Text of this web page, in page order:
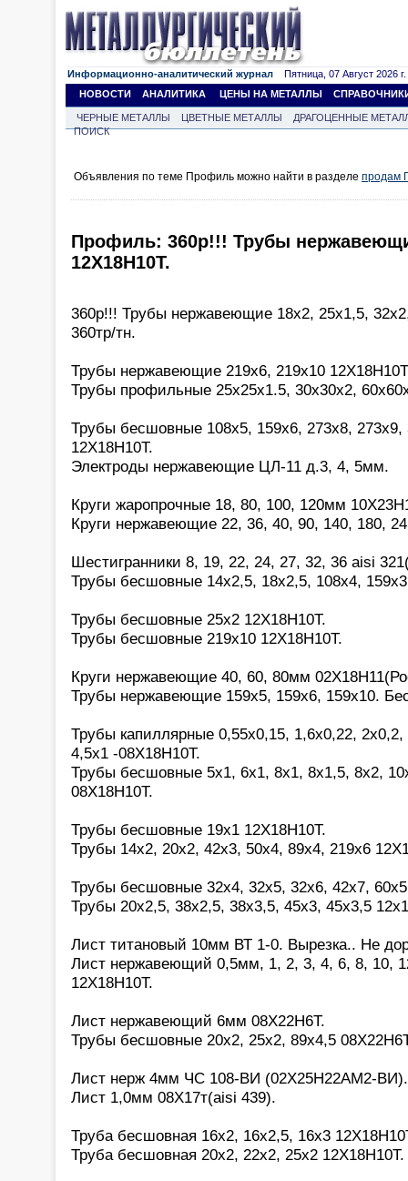
Информационно-аналитический журнал Пятница, 07 Август 2026 г.
НОВОСТИ
АНАЛИТИКА ЦЕНЫ НА МЕТАЛЛЫ
ЧЕРНЫЕ МЕТАЛЛЫ ЦВЕТНЫЕ МЕТАЛЛЫ
ДРАГОЦЕННЫЕ
ПОИСК
Объявления по теме Профиль можно найти в разделе продам
Профиль: 360р!!! Трубы
12Х18Н10Т.
360р!!! Трубы нержавеющие 18х2, 25х1,5,
360тр/тн.
Трубы нержавеющие 219х6, 219х10
Трубы профильные 25х25х1.5, 30х30х2,
Трубы бесшовные 108х5, 159х6, 273х8, 273х9,
12Х18Н10Т.
Электроды нержавеющие ЦЛ-11 д.3, 4, 5мм.
Круги жаропрочные 18, 80, 100, 120мм
Круги нержавеющие 22, 36, 40, 90, 140, 180,
Шестигранники 8, 19, 22, 24, 27, 32, 36 aisi
Трубы бесшовные 14х2,5, 18х2,5, 108х4,
Трубы бесшовные 25х2 12Х18Н10Т.
Трубы бесшовные 219х10 12Х18Н10Т.
Круги нержавеющие 40, 60, 80мм
Трубы нержавеющие 159х5, 159х6, 159х10.
Трубы капиллярные 0,55х0,15, 1,6х0,22,
4,5х1 -08Х18Н10Т.
Трубы бесшовные 5х1, 6х1, 8х1, 8х1,5, 8х2,
08Х18Н10Т.
Трубы бесшовные 19х1 12Х18Н10Т.
Трубы 14х2, 20х2, 42х3, 50х4, 89х4, 219х6
Трубы бесшовные 32х4, 32х5, 32х6, 42х7,
Трубы 20х2,5, 38х2,5, 38х3,5, 45х3, 45х3,5
Лист титановый 10мм ВТ 1-0. Вырезка.. Не
Лист нержавеющий 0,5мм, 1, 2, 3, 4, 6, 8, 10,
12Х18Н10Т.
Лист нержавеющий 6мм 08Х22Н6Т.
Трубы бесшовные 20х2, 25х2, 89х4,5
Лист нерж 4мм ЧС 108-ВИ (02Х25Н22АМ2-ВИ).
Лист 1,0мм 08Х17т(aisi 439).
Труба бесшовная 16х2, 16х2,5, 16х3
Труба бесшовная 20х2, 22х2, 25х2 12Х18Н10Т.